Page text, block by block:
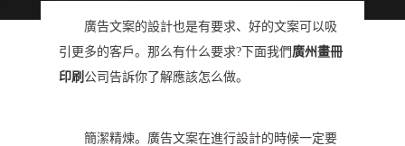
廣告文案的設計也是有要求、好的文案可以吸
引更多的客戶。那么有什么要求?下面我們 廣州畫冊
印刷 公司告訴你了解應該怎么做。
簡潔精煉。廣告文案在進行設計的時候一定要